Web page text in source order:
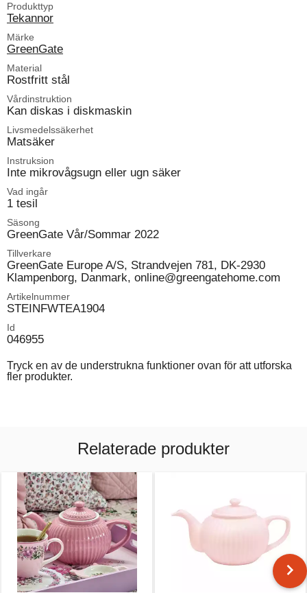
Produkttyp
Tekannor
Märke
GreenGate
Material
Rostfritt stål
Vårdinstruktion
Kan diskas i diskmaskin
Livsmedelssäkerhet
Matsäker
Instruksion
Inte mikrovågsugn eller ugn säker
Vad ingår
1 tesil
Säsong
GreenGate Vår/Sommar 2022
Tillverkare
GreenGate Europe A/S, Strandvejen 781, DK-2930
Klampenborg, Danmark, online@greengatehome.com
Artikelnummer
STEINFWTEA1904
Id
046955
Tryck en av de understrukna funktioner ovan för att utforska
fler produkter.
Relaterade produkter